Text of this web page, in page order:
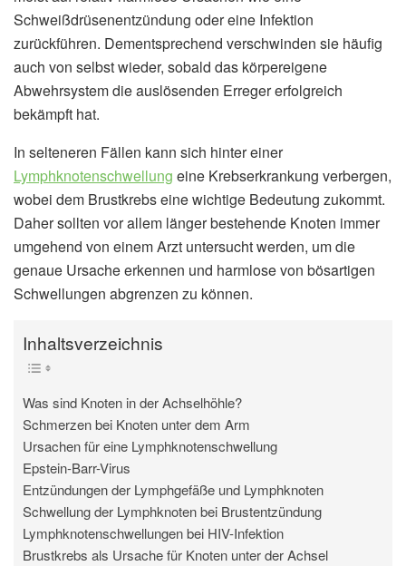
Schweißdrüsenentzündung oder eine Infektion
zurückführen. Dementsprechend verschwinden sie häufig
auch von selbst wieder, sobald das körpereigene
Abwehrsystem die auslösenden Erreger erfolgreich
bekämpft hat.
In selteneren Fällen kann sich hinter einer
Lymphknotenschwellung eine Krebserkrankung verbergen,
wobei dem Brustkrebs eine wichtige Bedeutung zukommt.
Daher sollten vor allem länger bestehende Knoten immer
umgehend von einem Arzt untersucht werden, um die
genaue Ursache erkennen und harmlose von bösartigen
Schwellungen abgrenzen zu können.
Inhaltsverzeichnis
Was sind Knoten in der Achselhöhle?
Schmerzen bei Knoten unter dem Arm
Ursachen für eine Lymphknotenschwellung
Epstein-Barr-Virus
Entzündungen der Lymphgefäße und Lymphknoten
Schwellung der Lymphknoten bei Brustentzündung
Lymphknotenschwellungen bei HIV-Infektion
Brustkrebs als Ursache für Knoten unter der Achsel